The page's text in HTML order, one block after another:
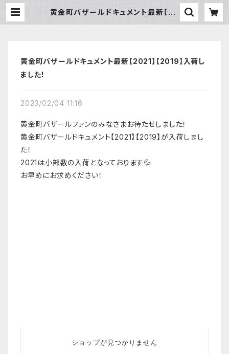
黄金町バザールドキュメント最新【20
黄金町バザールドキュメント最新【2021】【2019】入荷し
ました！
2023/02/04 11:16
黄金町バザールファンのみなさまお待たせしました！
黄金町バザールドキュメント【2021】【2019】が入荷しまし
た！
2021は小部数の入荷となっております💦
お早めにお求めください！